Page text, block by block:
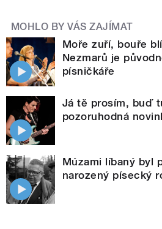
MOHLO BY VÁS ZAJÍMAT
Moře zuří, bouře
Nezmarů je
písničkáře
Já tě prosím, buď
pozoruhodná
Múzami líbaný byl
narozený písecký